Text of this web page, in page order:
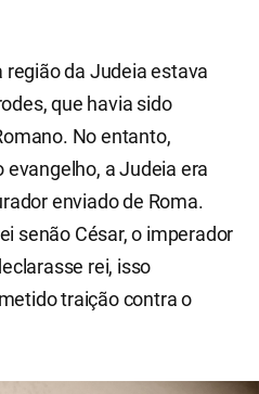
região da Judeia estava
que havia sido
No entanto,
a Judeia era
enviado de Roma.
senão César, o imperador
rei, isso
traição contra o